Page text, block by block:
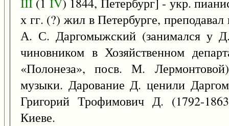
х гг. (?) жил в Петербурге,
А. С. Даргомыжский (занимался у
чиновником в Хозяйственном
«Полонеза», посв. М.
музыки. Дарование Д. ценили
Григорий Трофимович Д. (1792-
Киеве.